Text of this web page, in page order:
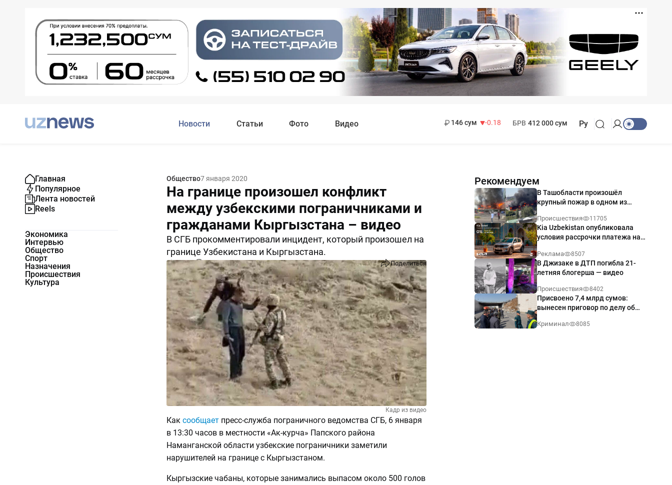
Новости Статьи Фото Видео
146 сум
-0.18
БРВ 412 000 сум Ру
Главная
Популярное
Лента новостей
Reels
Экономика
Интервью
Общество
Спорт
Назначения
Происшествия
Культура
Общество7 января 2020
На границе произошел конфликт
между узбекскими пограничниками и
гражданами Кыргызстана – видео
В СГБ прокомментировали инцидент, который произошел на
границе Узбекистана и Кыргызстана.
10713 0 Поделиться
Кадр из видео
Как сообщаетпресс-служба пограничного ведомства СГБ, 6 января
в 13:30 часов в местности «Ак-курча» Папского района
Наманганской области узбекские пограничники заметили
нарушителей на границе с Кыргызстаном.
Кыргызские чабаны, которые занимались выпасом около 500 голов
Рекомендуем
В Ташобласти произошёл
крупный пожар в одном из
Происшествия 11705
Kia Uzbekistan опубликовала
условия рассрочки платежа на
годовых
Реклама 8507
В Джизаке в ДТП погибла 21-
летняя блогерша — видео
Происшествия 8402
Присвоено 7,4 млрд сумов:
вынесен приговор по делу об
Ташкенте
Криминал 8085